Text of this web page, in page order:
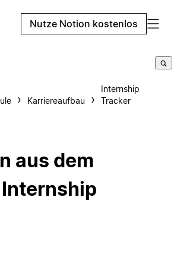
Nutze Notion kostenlos
Karriereaufbau
Internship
Tracker
aus dem